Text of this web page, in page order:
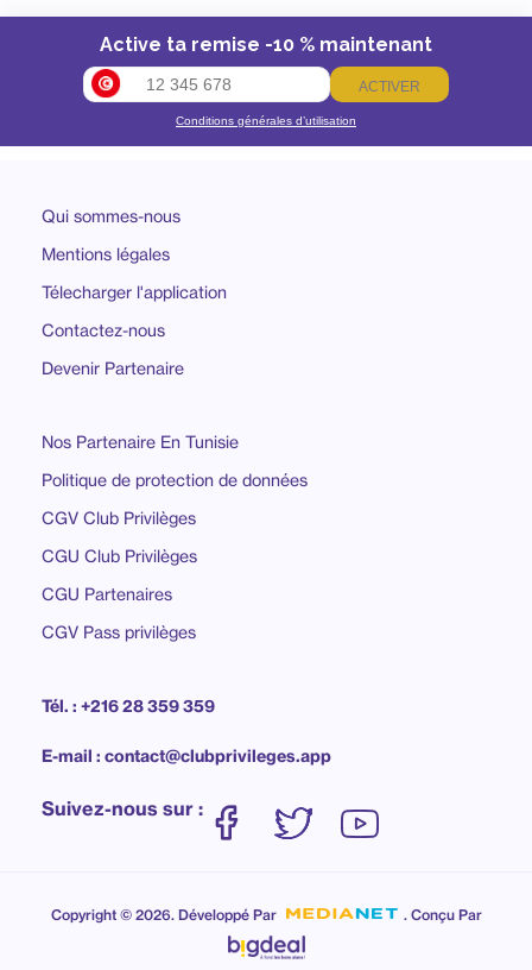
Active ta remise -10 % maintenant
ACTIVER
Conditions générales d’utilisation
Qui sommes-nous
Mentions légales
Télecharger l'application
Contactez-nous
Devenir Partenaire
Nos Partenaire En Tunisie
Politique de protection de données
CGV Club Privilèges
CGU Club Privilèges
CGU Partenaires
CGV Pass privilèges
Tél. : +216 28 359 359
E-mail : contact@clubprivileges.app
Suivez-nous sur :
Copyright © 2026. Développé Par . Conçu Par